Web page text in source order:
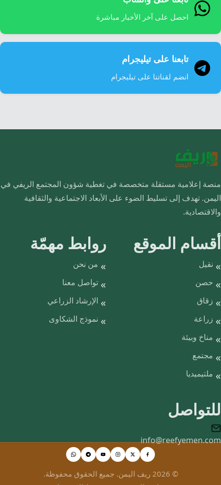
احصل على آخر الأخبار مباشرة
تابعنا على تيليجرام
انضم لقناتنا على تيليجرام
منصة إعلامية مستقلة متخصصة في تغطية شؤون المجتمع الريفي في
اليمن. تهدف إلى تسليط الضوء على الأبعاد الاجتماعية والثقافية
والاقتصادية.
أقسام الموقع
نقيل
حصن
زقاق
زراعة
مناخ وبيئة
مجتمع
ملتيميديا
روابط مهمّة
من نحن
تواصل معنا
الإرشاد الزراعي
نموذج الشكاوى
للتواصل
info@reefyemen.com
© 2026 ريف اليمن. جميع الحقوق محفوظة.